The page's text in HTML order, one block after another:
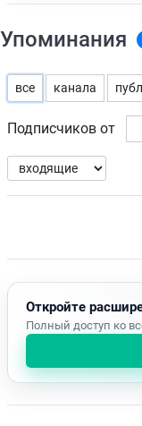
Упоминания
все канала
Подписчиков от
Откройте
Полный доступ ко